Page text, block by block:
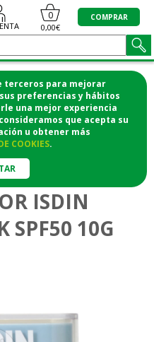
terceros para mejorar
preferencias y hábitos
una mejor experiencia
que acepta su
u obtener más
COOKIES.
0
0,00€
COMPRAR
CASA Y RECOGE
a casa
>
ISDIN
SPF50 10G